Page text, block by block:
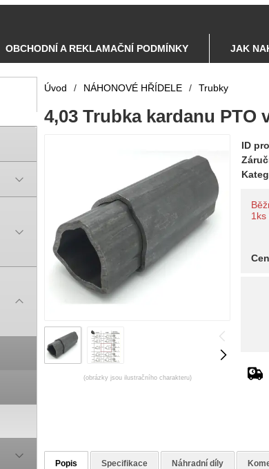
OBCHODNÍ A REKLAMAČNÍ PODMÍNKY JAK
Úvod / NÁHONOVÉ HŘÍDELE / Trubky
4,03 Trubka kardanu PTO
(obrázky jsou ilustračního charakteru)
ID
1ks
Popis Specifikace Náhradní díly